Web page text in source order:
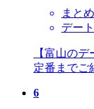
まとめ
デー
【富山の
定番までご
6